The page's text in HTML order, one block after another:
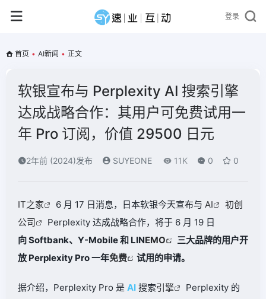
登录
首页 • AI新闻 • 正文
软银宣布与 Perplexity AI 搜索引擎
达成战略合作：其用户可免费试用一
年 Pro 订阅，价值 29500 日元
2年前 (2024)发布 SUYEONE 11K 0 0
IT之家 6 月 17 日消息，日本软银今天宣布与 AI
初创
公司
Perplexity 达成战略合作，将于 6 月 19 日
向 Softbank、Y-Mobile 和 LINEMO
三大品牌的用户开
放 Perplexity Pro 一年免费 试用的申请。
据介绍，Perplexity Pro 是 AI 搜索引擎
Perplexity 的